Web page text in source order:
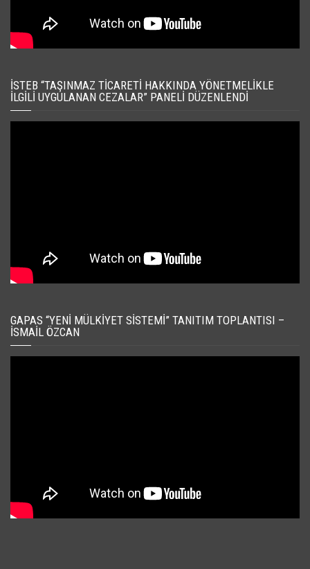
İSTEB “TAŞINMAZ TICARETI HAKKINDA YÖNETMELIKLE
İLGILI UYGULANAN CEZALAR” PANELI DÜZENLENDI
GAPAS “YENI MÜLKIYET SISTEMI” TANITIM TOPLANTISI –
İSMAIL ÖZCAN